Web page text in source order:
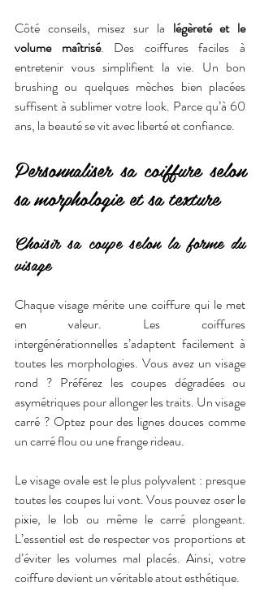
Côté conseils, misez sur la légèreté et le
volume maîtrisé. Des coiffures faciles à
entretenir vous simplifient la vie. Un bon
brushing ou quelques mèches bien placées
suffisent à sublimer votre look. Parce qu’à 60
ans, la beauté se vit avec liberté et confiance.
Personnaliser sa coiffure selon
sa morphologie et sa texture
Choisir sa coupe selon la forme du
visage
Chaque visage mérite une coiffure qui le met
en valeur. Les coiffures
intergénérationnelles s’adaptent facilement à
toutes les morphologies. Vous avez un visage
rond ? Préférez les coupes dégradées ou
asymétriques pour allonger les traits. Un visage
carré ? Optez pour des lignes douces comme
un carré flou ou une frange rideau.
Le visage ovale est le plus polyvalent : presque
toutes les coupes lui vont. Vous pouvez oser le
pixie, le lob ou même le carré plongeant.
L’essentiel est de respecter vos proportions et
d’éviter les volumes mal placés. Ainsi, votre
coiffure devient un véritable atout esthétique.